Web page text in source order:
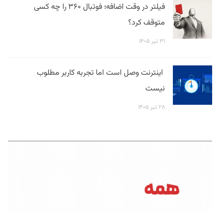
فیلتر در وقت اضافه؛ فوتبال ۳۶۰ را چه کسی
متوقف کرد؟
۳۱ تیر ۱۴۰۵
اینترنت وصل است اما تجربه کاربر مطلوب
نیست
۲۸ تیر ۱۴۰۵